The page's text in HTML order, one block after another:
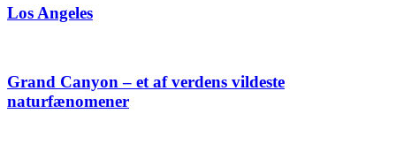
Los Angeles
Grand Canyon – et af verdens vildeste
naturfænomener